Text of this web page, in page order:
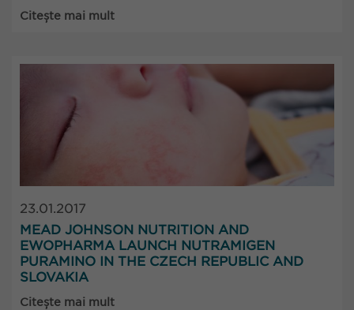
Citește mai mult
23.01.2017
MEAD JOHNSON NUTRITION AND
EWOPHARMA LAUNCH NUTRAMIGEN
PURAMINO IN THE CZECH REPUBLIC AND
SLOVAKIA
Citește mai mult